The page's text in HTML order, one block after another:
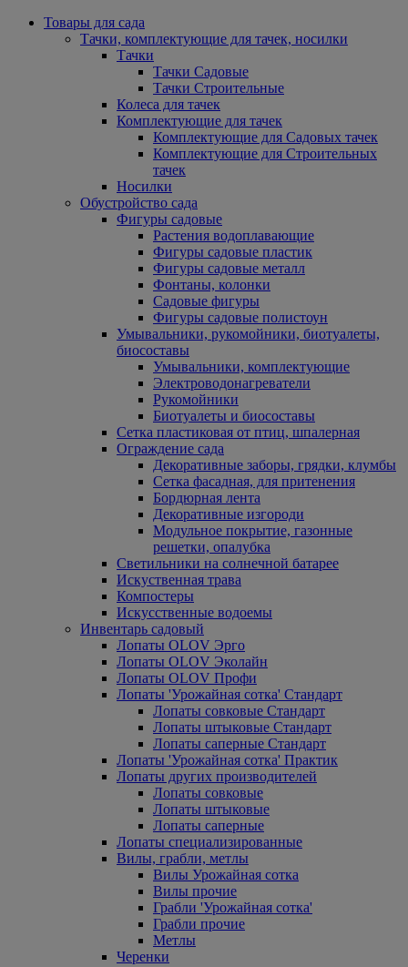
Товары для сада
Тачки, комплектующие для тачек, носилки
Тачки
Тачки Садовые
Тачки Строительные
Колеса для тачек
Комплектующие для тачек
Комплектующие для Садовых тачек
Комплектующие для Строительных
тачек
Носилки
Обустройство сада
Фигуры садовые
Растения водоплавающие
Фигуры садовые пластик
Фигуры садовые металл
Фонтаны, колонки
Садовые фигуры
Фигуры садовые полистоун
Умывальники, рукомойники, биотуалеты,
биосоставы
Умывальники, комплектующие
Электроводонагреватели
Рукомойники
Биотуалеты и биосоставы
Сетка пластиковая от птиц, шпалерная
Ограждение сада
Декоративные заборы, грядки, клумбы
Сетка фасадная, для притенения
Бордюрная лента
Декоративные изгороди
Модульное покрытие, газонные
решетки, опалубка
Светильники на солнечной батарее
Искуственная трава
Компостеры
Искусственные водоемы
Инвентарь садовый
Лопаты OLOV Эрго
Лопаты OLOV Эколайн
Лопаты OLOV Профи
Лопаты 'Урожайная сотка' Стандарт
Лопаты совковые Стандарт
Лопаты штыковые Стандарт
Лопаты саперные Стандарт
Лопаты 'Урожайная сотка' Практик
Лопаты других производителей
Лопаты совковые
Лопаты штыковые
Лопаты саперные
Лопаты специализированные
Вилы, грабли, метлы
Вилы Урожайная сотка
Вилы прочие
Грабли 'Урожайная сотка'
Грабли прочие
Метлы
Черенки